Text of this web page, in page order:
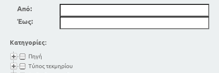
Από:
Έως:
Κατηγορίες:
Πηγή
Τύπος τεκμηρίου